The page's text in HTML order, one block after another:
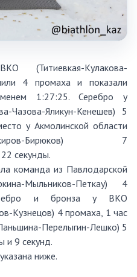
(Титиевкая-Кулакова-
4 промаха и показали
1:27:25. Серебро у
Чазова-Яликун-Кенешев) 5
у Акмолинской области
Башкиров-Бирюков) 7
секунды.
команда из Павлодарской
Мыльников-Петкау) 4
и бронза у ВКО
Кузнецов) 4 промаха, 1 час
Перелыгин-Лешко) 5
и 9 секунд.
ниже.